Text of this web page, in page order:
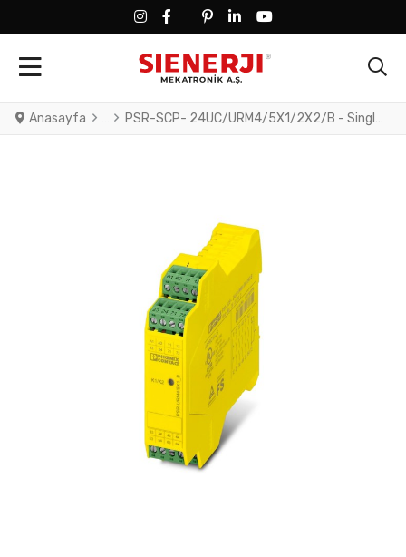
FACEBOOK SOCIAL LINK
FACEBOOK SOCIAL LINK
TWITTER SOCIAL LINK
PINTEREST SOCIAL LINK
LINKEDIN SOCIAL LINK
YOUTUBE SOCIAL LINK
Anasayfa PSR-SCP- 24UC/URM4/5X1/2X2/B - Single or two-channel contact extension, 5 N/O contacts, 1 N/C contact, 1 confirmation current path, plug-in screw terminal blocks, width: 22.5 mm